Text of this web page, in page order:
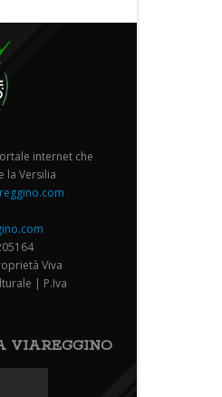
internet che
la Versilia
Viva
| P.Iva
VIAREGGINO